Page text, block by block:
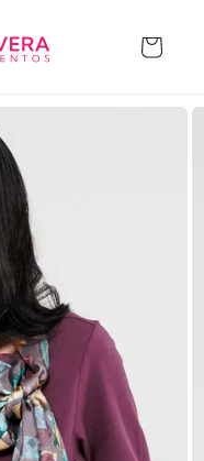
Carrito